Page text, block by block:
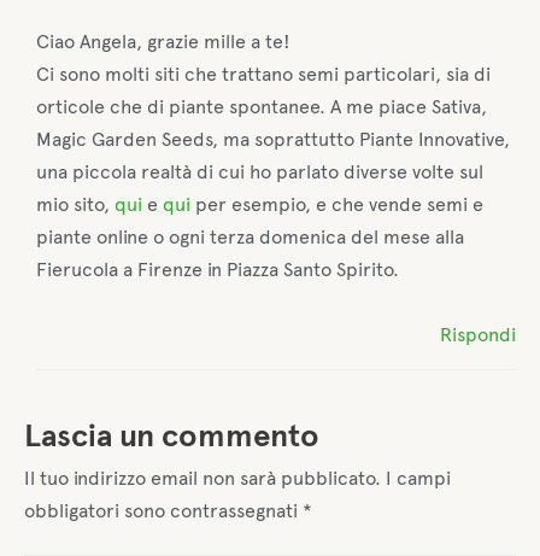
Ciao Angela, grazie mille a te!
Ci sono molti siti che trattano semi particolari, sia di
orticole che di piante spontanee. A me piace Sativa,
Magic Garden Seeds, ma soprattutto Piante Innovative,
una piccola realtà di cui ho parlato diverse volte sul
mio sito, qui e qui per esempio, e che vende semi e
piante online o ogni terza domenica del mese alla
Fierucola a Firenze in Piazza Santo Spirito.
Rispondi
Lascia un commento
Il tuo indirizzo email non sarà pubblicato. I campi
obbligatori sono contrassegnati *